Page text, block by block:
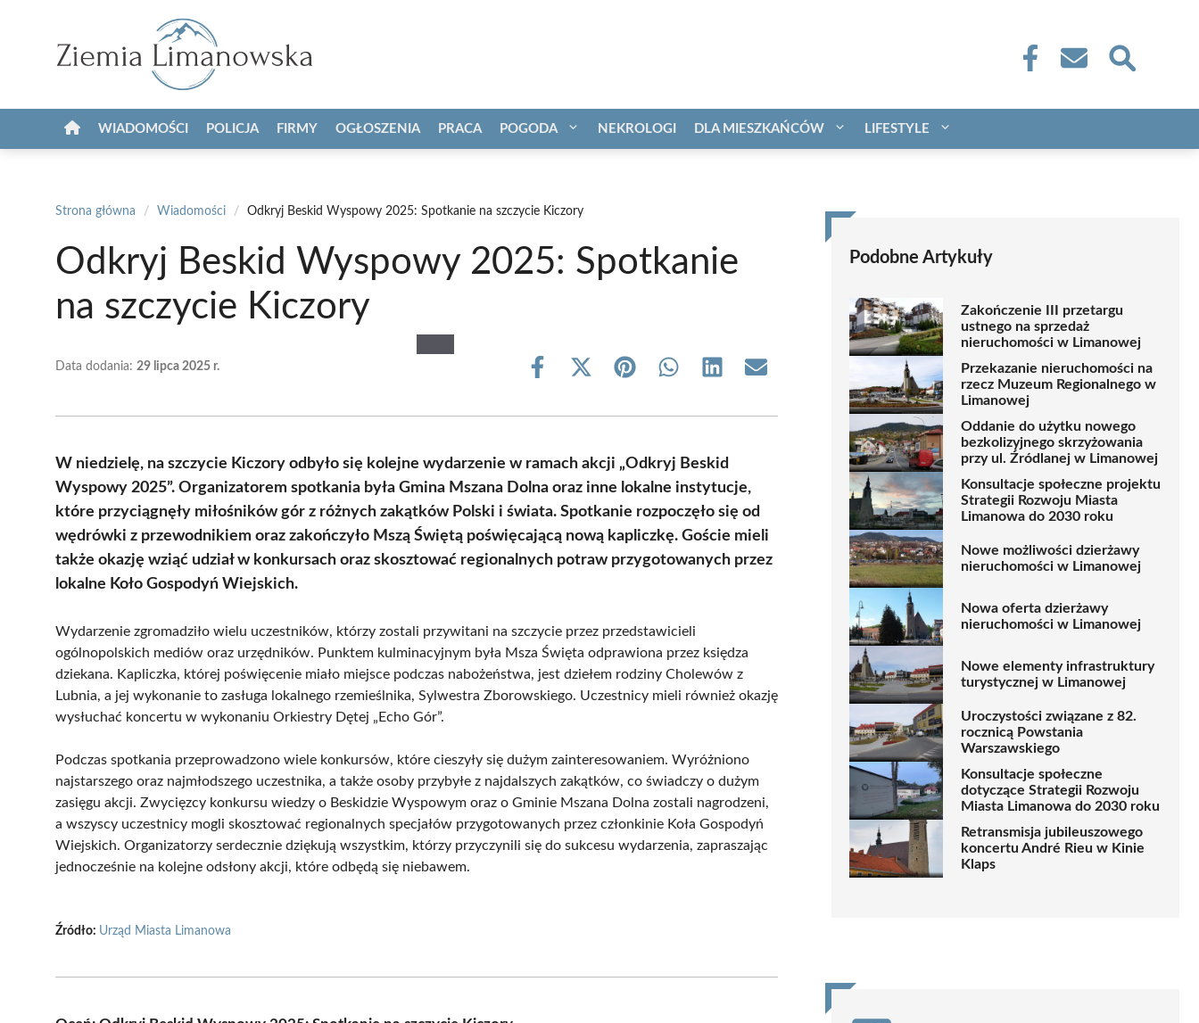
WIADOMOŚCI POLICJA FIRMY OGŁOSZENIA PRACA POGODA NEKROLOGI DLA MIESZKAŃCÓW LIFESTYLE
Strona główna / Wiadomości / Odkryj Beskid Wyspowy 2025: Spotkanie na szczycie Kiczory
Odkryj Beskid Wyspowy 2025: Spotkanie
na szczycie Kiczory
Data dodania: 29 lipca 2025 r.
Share
Share
(Twitter)
Share Share Share Share
W niedzielę, na szczycie Kiczory odbyło się kolejne wydarzenie w ramach akcji „Odkryj Beskid
Wyspowy 2025”. Organizatorem spotkania była Gmina Mszana Dolna oraz inne lokalne instytucje,
które przyciągnęły miłośników gór z różnych zakątków Polski i świata. Spotkanie rozpoczęło się od
wędrówki z przewodnikiem oraz zakończyło Mszą Świętą poświęcającą nową kapliczkę. Goście mieli
także okazję wziąć udział w konkursach oraz skosztować regionalnych potraw przygotowanych przez
lokalne Koło Gospodyń Wiejskich.
Wydarzenie zgromadziło wielu uczestników, którzy zostali przywitani na szczycie przez przedstawicieli
ogólnopolskich mediów oraz urzędników. Punktem kulminacyjnym była Msza Święta odprawiona przez księdza
dziekana. Kapliczka, której poświęcenie miało miejsce podczas nabożeństwa, jest dziełem rodziny Cholewów z
Lubnia, a jej wykonanie to zasługa lokalnego rzemieślnika, Sylwestra Zborowskiego. Uczestnicy mieli również okazję
wysłuchać koncertu w wykonaniu Orkiestry Dętej „Echo Gór”.
Podczas spotkania przeprowadzono wiele konkursów, które cieszyły się dużym zainteresowaniem. Wyróżniono
najstarszego oraz najmłodszego uczestnika, a także osoby przybyłe z najdalszych zakątków, co świadczy o dużym
zasięgu akcji. Zwycięzcy konkursu wiedzy o Beskidzie Wyspowym oraz o Gminie Mszana Dolna zostali nagrodzeni,
a wszyscy uczestnicy mogli skosztować regionalnych specjałów przygotowanych przez członkinie Koła Gospodyń
Wiejskich. Organizatorzy serdecznie dziękują wszystkim, którzy przyczynili się do sukcesu wydarzenia, zapraszając
jednocześnie na kolejne odsłony akcji, które odbędą się niebawem.
Źródło: Urząd Miasta Limanowa
Podobne Artykuły
Zakończenie III przetargu
ustnego na sprzedaż
nieruchomości w Limanowej
Przekazanie nieruchomości na
rzecz Muzeum Regionalnego w
Limanowej
Oddanie do użytku nowego
bezkolizyjnego skrzyżowania
przy ul. Źródlanej w Limanowej
Konsultacje społeczne projektu
Strategii Rozwoju Miasta
Limanowa do 2030 roku
Nowe możliwości dzierżawy
nieruchomości w Limanowej
Nowa oferta dzierżawy
nieruchomości w Limanowej
Nowe elementy infrastruktury
turystycznej w Limanowej
Uroczystości związane z 82.
rocznicą Powstania
Warszawskiego
Konsultacje społeczne
dotyczące Strategii Rozwoju
Miasta Limanowa do 2030 roku
Retransmisja jubileuszowego
koncertu André Rieu w Kinie
Klaps